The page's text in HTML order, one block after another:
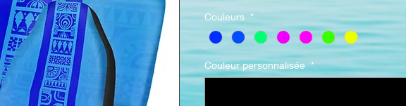
Couleurs *
Couleur personnalisée *